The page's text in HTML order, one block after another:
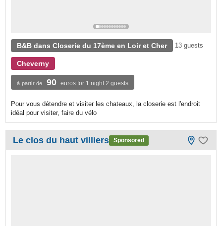
B&B dans Closerie du 17ème en Loir et Cher 13 guests
Cheverny
à partir de 90 euros for 1 night 2 guests
Pour vous détendre et visiter les chateaux, la closerie est l'endroit
idéal pour visiter, faire du vélo
Le clos du haut villiers Sponsored